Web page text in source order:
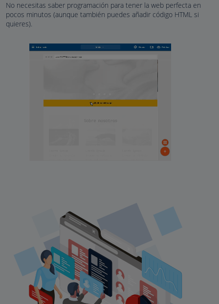
No necesitas saber programación para tener la web perfecta en
pocos minutos (aunque también puedes añadir código HTML si
quieres).